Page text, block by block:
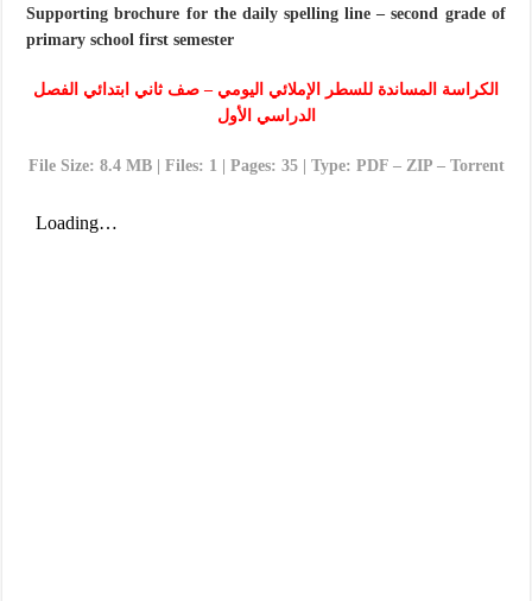
Supporting brochure for the daily spelling line – second grade of
primary school first semester
الكراسة المساندة للسطر الإملائي اليومي – صف ثاني ابتدائي الفصل
الدراسي الأول
File Size: 8.4 MB | Files: 1 | Pages: 35 | Type: PDF – ZIP – Torrent